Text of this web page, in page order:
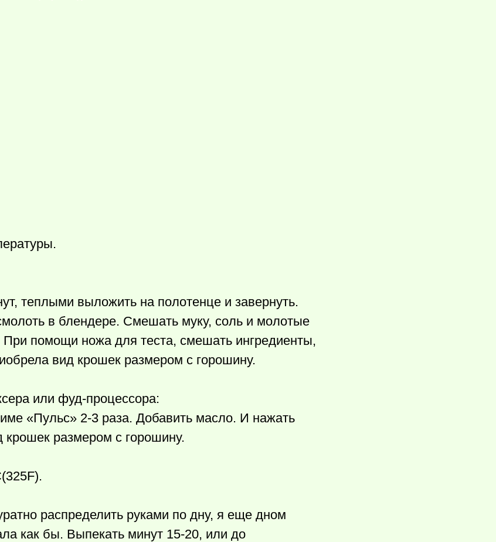
теплыми выложить на полотенце и завернуть.
в блендере. Смешать муку, соль и молотые
При помощи ножа для теста, смешать ингредиенты,
вид крошек размером с горошину.
или фуд-процессора:
«Пульс» 2-3 раза. Добавить масло. И нажать
крошек размером с горошину.
распределить руками по дну, я еще дном
как бы. Выпекать минут 15-20, или до